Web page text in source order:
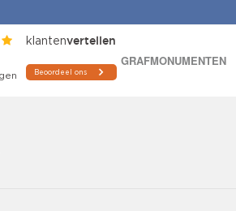
GRAFMONUMENTEN